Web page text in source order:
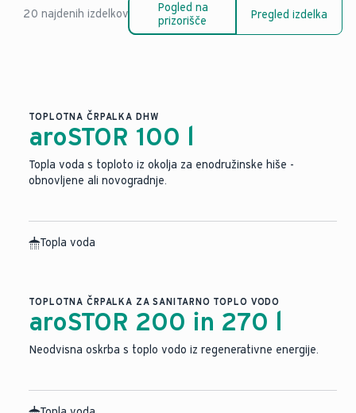
20 najdenih izdelkov
Pogled na
prizorišče
Pregled izdelka
TOPLOTNA ČRPALKA DHW
aroSTOR 100 l
Topla voda s toploto iz okolja za enodružinske hiše -
obnovljene ali novogradnje.
Topla voda
TOPLOTNA ČRPALKA ZA SANITARNO TOPLO VODO
aroSTOR 200 in 270 l
Neodvisna oskrba s toplo vodo iz regenerativne energije.